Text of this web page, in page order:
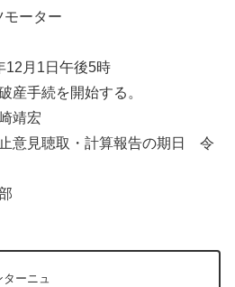
ーター
月1日午後5時
手続を開始する。
靖宏
意見聴取・計算報告の期日 令
ーニュ